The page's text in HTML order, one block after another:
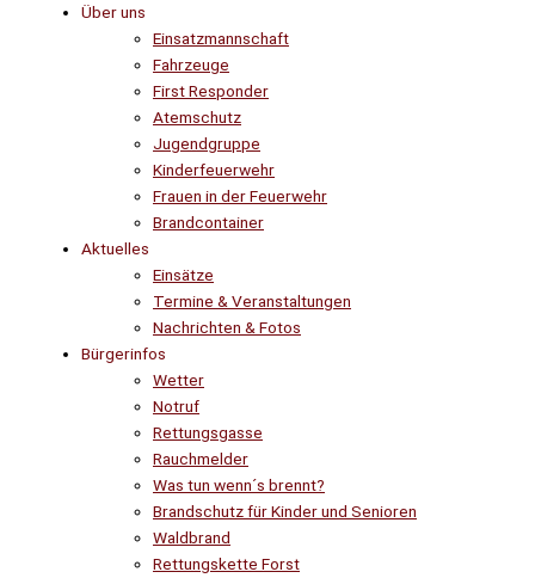
Über uns
Einsatzmannschaft
Fahrzeuge
First Responder
Atemschutz
Jugendgruppe
Kinderfeuerwehr
Frauen in der Feuerwehr
Brandcontainer
Aktuelles
Einsätze
Termine & Veranstaltungen
Nachrichten & Fotos
Bürgerinfos
Wetter
Notruf
Rettungsgasse
Rauchmelder
Was tun wenn´s brennt?
Brandschutz für Kinder und Senioren
Waldbrand
Rettungskette Forst